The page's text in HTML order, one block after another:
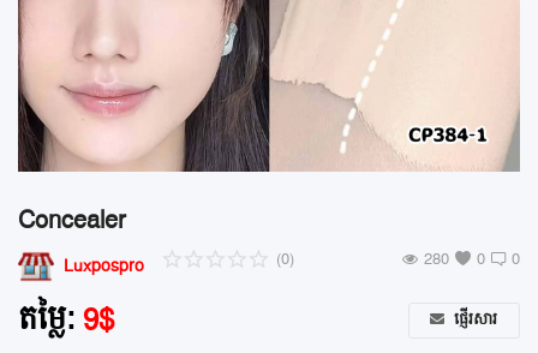
ហាងម៉ាស្សា នឹង ស្បា
ឱសថស្ថាន
ហាងលក់ផ្កា
ហាងលក់សំលៀកបំពាក់
Concealer
Luxpospro 0
(0) 0
280
តម្លៃ:9$ ផ្ញើរសារ